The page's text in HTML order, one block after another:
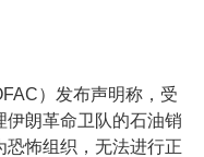
）发布声明称，受
伊朗革命卫队的石油销
怖组织，无法进行正